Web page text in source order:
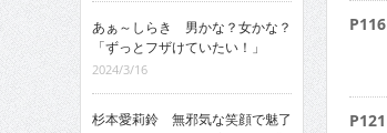
P116
P121
あぁ～しらき 男かな？女かな？
「ずっとフザけていたい！」
2024/3/16
杉本愛莉鈴 無邪気な笑顔で魅了